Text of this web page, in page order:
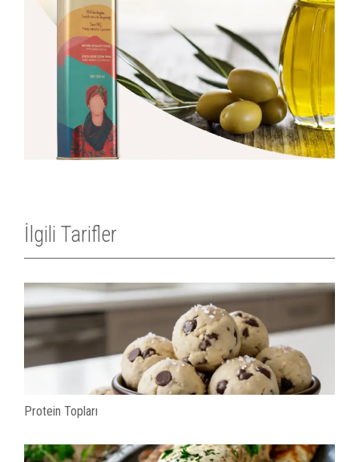
İlgili Tarifler
Protein Topları